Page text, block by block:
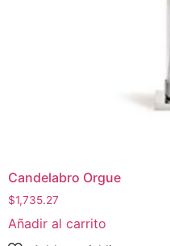
Candelabro Orgue
$1,735.27
Añadir al carrito